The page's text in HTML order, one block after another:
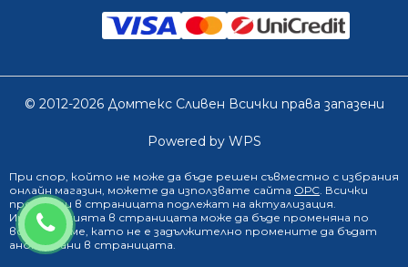
0888 249 719
© 2012-2026 Домтекс Сливен Всички права запазени
Powered by WPS
При спор, който не може да бъде решен съвместно с избрания
онлайн магазин, можете да използвате сайта ОРС. Всички
продукти в страницата подлежат на актуализация.
Информацията в страницата може да бъде променяна по
всяко време, като не е задължително промените да бъдат
анонсирани в страницата.